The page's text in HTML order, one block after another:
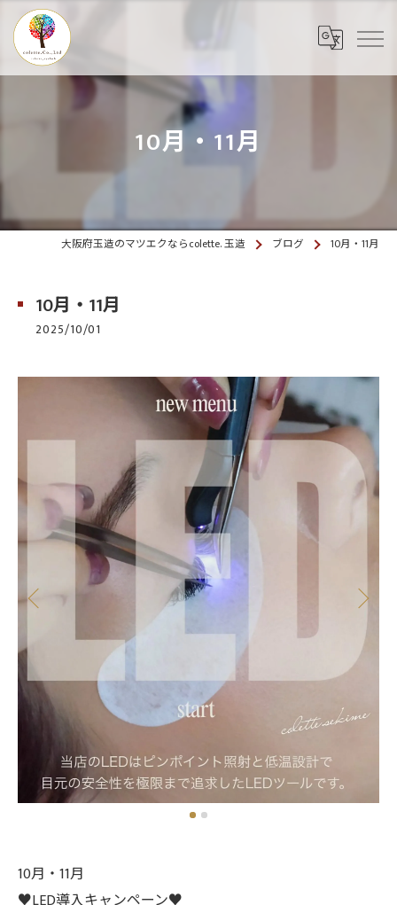
10月・11月
大阪府玉造のマツエクならcolette. 玉造 ブログ 10月・11月
10月・11月
2025/10/01
10月・11月